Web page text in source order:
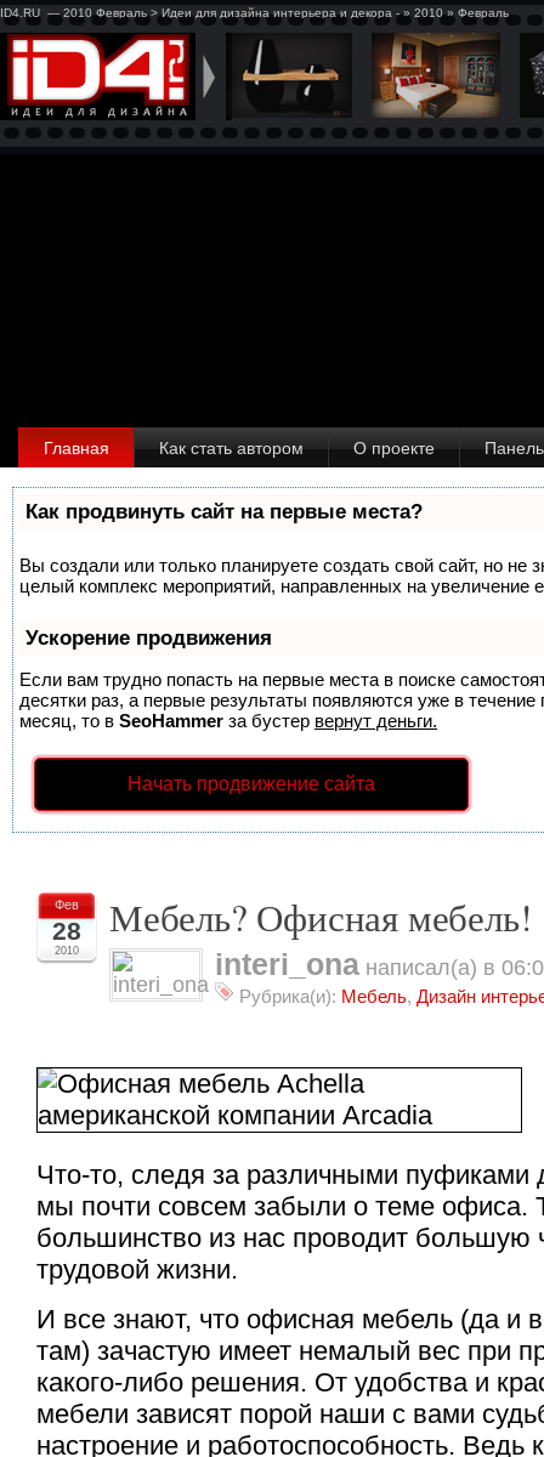
ID4.RU — 2010 Февраль > Идеи для дизайна интерьера и декора - » 2010 » Февраль
Главная Как стать автором О проекте
Как продвинуть сайт на первые места?
Вы создали или только планируете создать свой сайт, но не
целый комплекс мероприятий, направленных на увеличение
Ускорение продвижения
Если вам трудно попасть на первые места в поиске
десятки раз, а первые результаты появляются уже в
месяц, то в SeoHammer за бустер вернут деньги.
Начать продвижение сайта
Фев
28
2010
Мебель? Офисная мебель!
interi_ona написал(а) в
Рубрика(и): Мебель, Дизайн
Что-то, следя за различными пуфиками
мы почти совсем забыли о теме офиса.
большинство из нас проводит большую
трудовой жизни.
И все знают, что офисная мебель (да и
там) зачастую имеет немалый вес при
какого-либо решения. От удобства и
мебели зависят порой наши с вами
настроение и работоспособность. Ведь